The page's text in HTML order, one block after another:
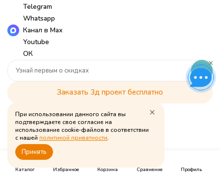
Telegram
Whatsapp
Канал в Max
Youtube
ОК
Заказать 3д проект бесплатно
Мы принимаем к оплате
Политика обработки персональных данных
При использовании данного сайта вы
подтверждаете свое согласие на
использование cookie-файлов в соответствии
с нашей политикой приватности.
Принять
×
Каталог Избранное Корзина Сравнение Профиль